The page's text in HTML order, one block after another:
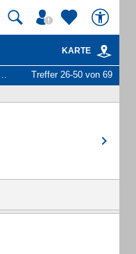
KARTE
Treffer 26-50 von 69